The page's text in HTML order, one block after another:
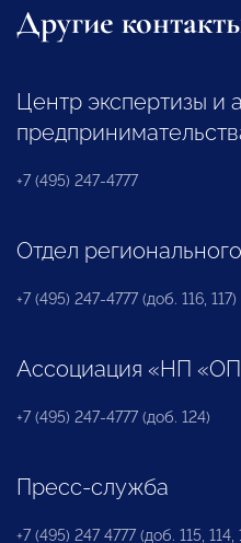
Другие
Центр экспертизы и
+7 (495) 247-4777
Отдел
+7 (495) 247-4777 (доб. 116, 117)
Ассоциация «НП
+7 (495) 247-4777 (доб. 124)
Пресс-служба
+7 (495) 247 4777 (доб. 115, 114,